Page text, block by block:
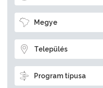
Megye
Település
Program típusa